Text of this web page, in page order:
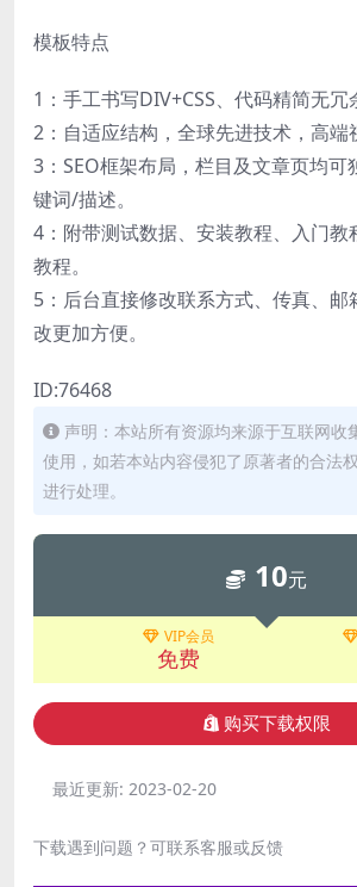
模板特点
1：手工书写DIV+CSS、代码精简无冗
2：自适应结构，全球先进技术，高端
3：SEO框架布局，栏目及文章页均可
键词/描述。
4：附带测试数据、安装教程、入门教
教程。
5：后台直接修改联系方式、传真、邮
改更加方便。
ID:76468
声明：本站所有资源均来源于互联网收
使用，如若本站内容侵犯了原著者的合法
进行处理。
10元
VIP会员
免费
购买下载权限
最近更新: 2023-02-20
下载遇到问题？可联系客服或反馈